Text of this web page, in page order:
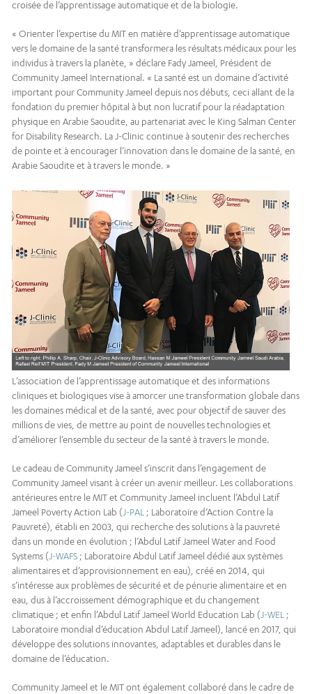
croisée de l’apprentissage automatique et de la biologie.
« Orienter l’expertise du MIT en matière d’apprentissage automatique
vers le domaine de la santé transformera les résultats médicaux pour les
individus à travers la planète, » déclare Fady Jameel, Président de
Community Jameel International. « La santé est un domaine d’activité
important pour Community Jameel depuis nos débuts, ceci allant de la
fondation du premier hôpital à but non lucratif pour la réadaptation
physique en Arabie Saoudite, au partenariat avec le King Salman Center
for Disability Research. La J-Clinic continue à soutenir des recherches
de pointe et à encourager l’innovation dans le domaine de la santé, en
Arabie Saoudite et à travers le monde. »
L’association de l’apprentissage automatique et des informations
cliniques et biologiques vise à amorcer une transformation globale dans
les domaines médical et de la santé, avec pour objectif de sauver des
millions de vies, de mettre au point de nouvelles technologies et
d’améliorer l’ensemble du secteur de la santé à travers le monde.
Le cadeau de Community Jameel s’inscrit dans l’engagement de
Community Jameel visant à créer un avenir meilleur. Les collaborations
antérieures entre le MIT et Community Jameel incluent l’Abdul Latif
Jameel Poverty Action Lab (J-PAL ; Laboratoire d’Action Contre la
Pauvreté), établi en 2003, qui recherche des solutions à la pauvreté
dans un monde en évolution ; l’Abdul Latif Jameel Water and Food
Systems (J-WAFS ; Laboratoire Abdul Latif Jameel dédié aux systèmes
alimentaires et d’approvisionnement en eau), créé en 2014, qui
s’intéresse aux problèmes de sécurité et de pénurie alimentaire et en
eau, dus à l’accroissement démographique et du changement
climatique ; et enfin l’Abdul Latif Jameel World Education Lab (J-WEL ;
Laboratoire mondial d’éducation Abdul Latif Jameel), lancé en 2017, qui
développe des solutions innovantes, adaptables et durables dans le
domaine de l’éducation.
Community Jameel et le MIT ont également collaboré dans le cadre de